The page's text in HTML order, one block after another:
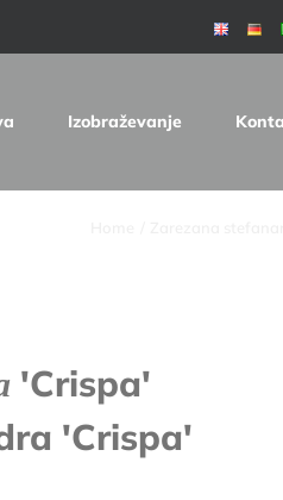
Izobraževanje
'Crispa'
'Crispa'